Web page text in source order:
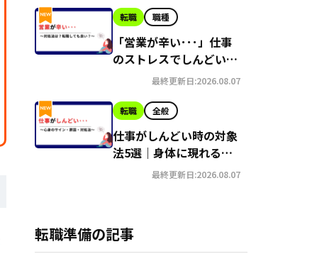
転職 職種
「営業が辛い･･･」仕事
のストレスでしんどい時
はどうすれば？
最終更新日:2026.08.07
転職 全般
仕事がしんどい時の対象
法5選｜身体に現れるサ
インも解説最終更新日:2026.08.07
転職準備の記事